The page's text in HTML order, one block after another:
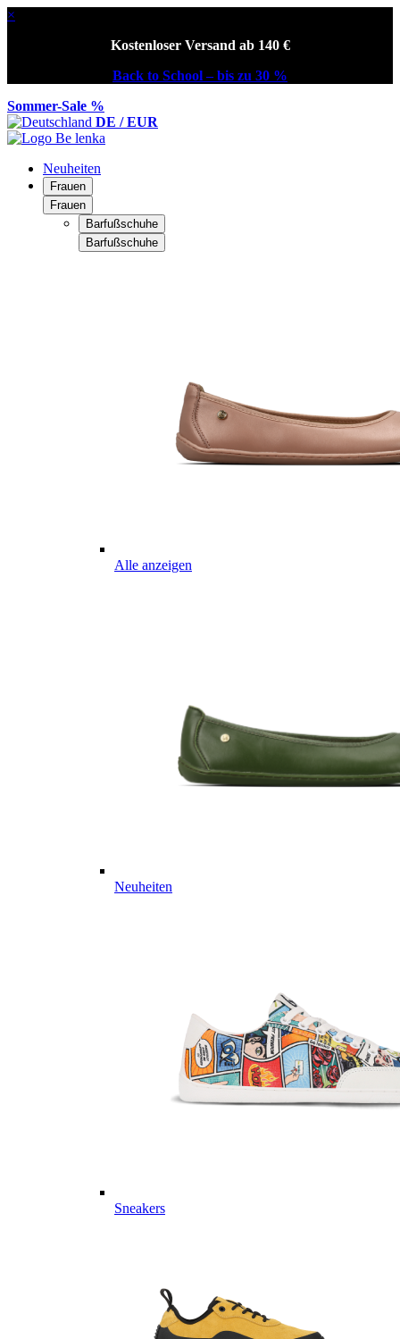
×
Kostenloser Versand ab 140 €
Back to School – bis zu 30 %
Sommer-Sale %
DE / EUR
Neuheiten
Frauen
Frauen
Barfußschuhe
Barfußschuhe
Alle anzeigen
Neuheiten
Sneakers